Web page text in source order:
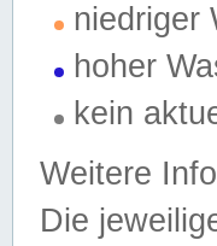
niedriger
hoher
kein
Weitere
Die